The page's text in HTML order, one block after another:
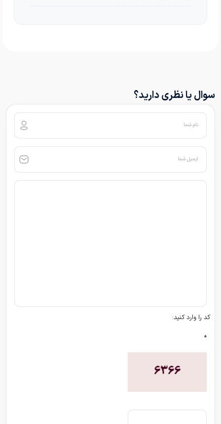
سوال یا نظری دارید؟
نام شما
ایمیل شما
کد را وارد کنید:
*